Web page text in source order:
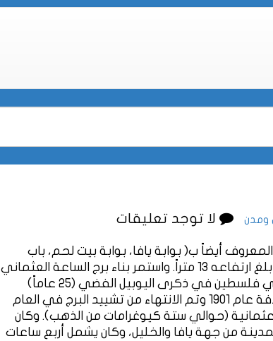
ومدن لا توجد تعليقات
أيضاً ب( بوابة يافا، بوابة بيت لحم، باب
الحجاج وباب لّد) بجوار القلعة على بناء مربع بلغ ارتفاعه 13 متراً. واستمر بناء برج الساعة العثماني
لسبع سنوات، حيث بدأ تشييد أبراج متعددة في فلسطين في ذكرى اليوبيل الفضي (25 عاماً)
لاعتلاء السلطان عبد الحميد الثاني عرش الخلافة عام 1901 وتم الانتهاء من تشييد البرج في العام
تكاليف إنشائه حوالي 875 ليرة عثمانية (حوالي ستة كيوغرامات من الذهب). وكان
من جهة يافا والخليل، وكان يشمل أربع ساعات